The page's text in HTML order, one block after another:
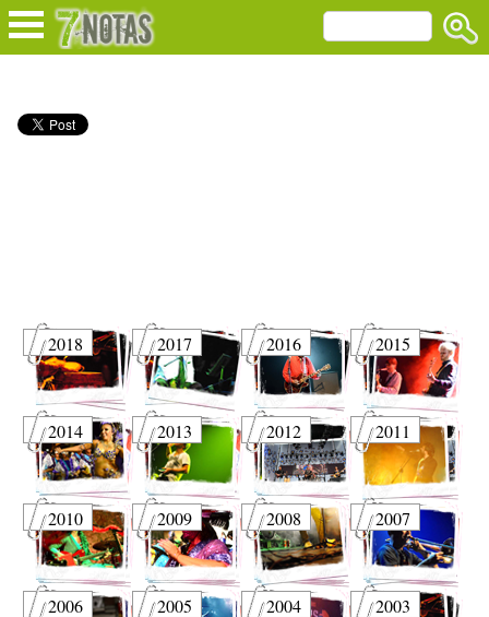
2018 2017 2016 2015
2014 2013 2012 2011
2010 2009 2008 2007
2006 2005 2004 2003